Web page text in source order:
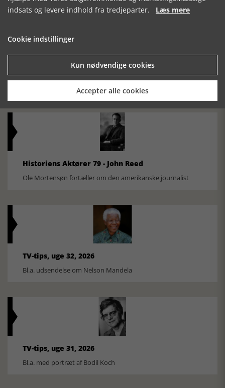
Historisk festival i Faaborg
FOBURGH Faaborg Internationale Historie Festival 2026 30.
Historiens Aktører 79 - John Reed
Ole Mortensøn fortæller om den amerikanske journalist
TV-tips, uge 32, 2026
Bl.a. udsendelse om Nelson Mandela
TV-tips, uge 31, 2026
Bl.a. med portræt af Bodil Koch
indsats og levere indhold fra tredjeparter. Læs mere
Cookie indstillinger
Kun nødvendige cookies
Accepter alle cookies